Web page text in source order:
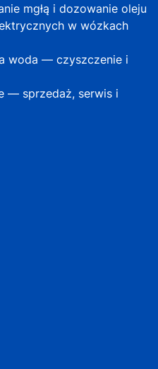
mgłą i dozowanie oleju
w wózkach
woda — czyszczenie i
— sprzedaż, serwis i